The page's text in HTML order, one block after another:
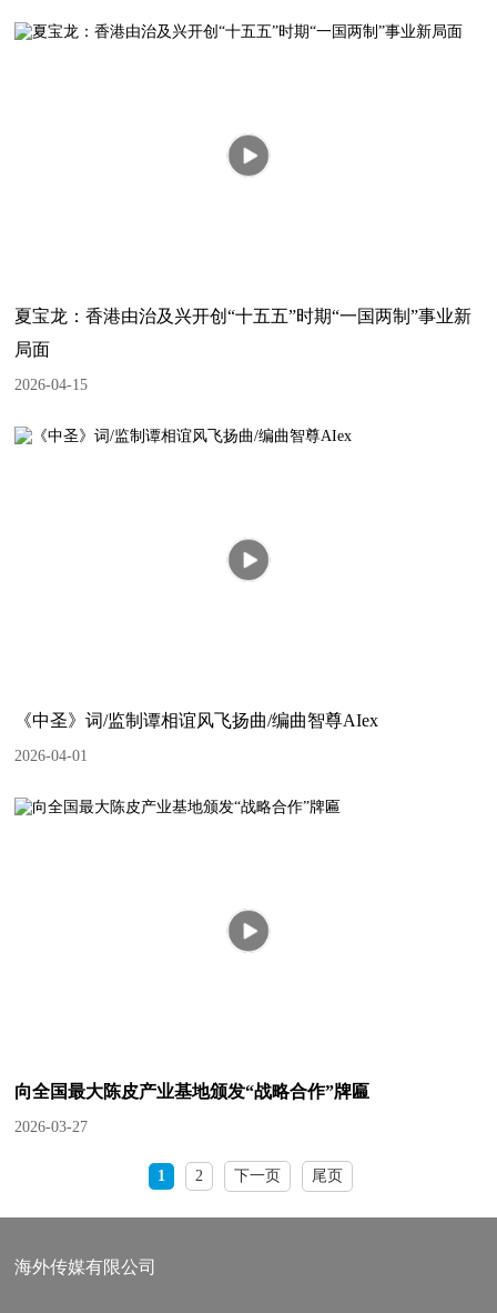
夏宝龙：香港由治及兴开创“十五五”时期“一国两制”事业新
局面
2026-04-15
《中圣》词/监制谭相谊风飞扬曲/编曲智尊AIex
2026-04-01
向全国最大陈皮产业基地颁发“战略合作”牌匾
2026-03-27
1 2 下一页 尾页
海外传媒有限公司